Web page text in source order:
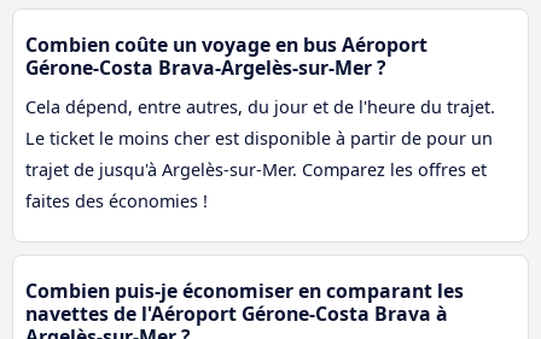
Combien coûte un voyage en bus Aéroport
Gérone-Costa Brava-Argelès-sur-Mer ?
Cela dépend, entre autres, du jour et de l'heure du trajet.
Le ticket le moins cher est disponible à partir de pour un
trajet de jusqu'à Argelès-sur-Mer. Comparez les offres et
faites des économies !
Combien puis-je économiser en comparant les
navettes de l'Aéroport Gérone-Costa Brava à